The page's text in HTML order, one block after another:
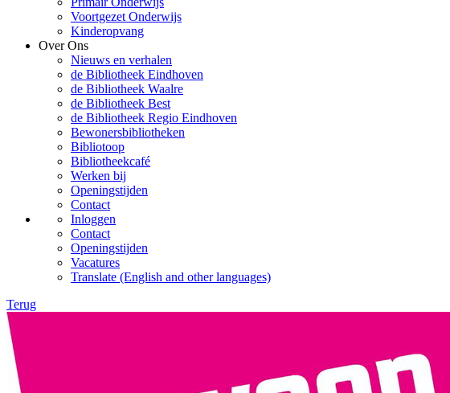
Voortgezet Onderwijs
Kinderopvang
Over Ons
Nieuws en verhalen
de Bibliotheek Eindhoven
de Bibliotheek Waalre
de Bibliotheek Best
de Bibliotheek Regio Eindhoven
Bewonersbibliotheken
Bibliotoop
Bibliotheekcafé
Werken bij
Openingstijden
Contact
Inloggen
Contact
Openingstijden
Vacatures
Translate (English and other languages)
Terug